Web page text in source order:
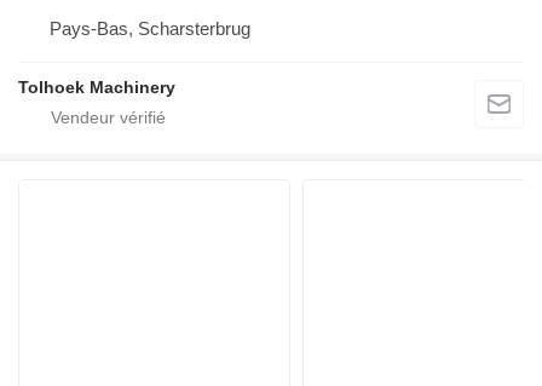
Pays-Bas, Scharsterbrug
Tolhoek Machinery